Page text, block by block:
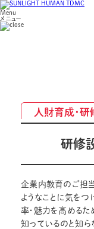
Menu
メニュー
人財育成・
研修
企業内教育のご担
ようなことに気を
率・魅力を高めるた
知っているのと知